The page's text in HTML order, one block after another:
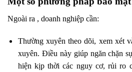
Ngoài ra , doanh nghiệp cần:
Thường xuyên theo dõi, xem xét
xuyên. Điều này giúp ngăn chặn
hiện kịp thời các nguy cơ, rủi ro